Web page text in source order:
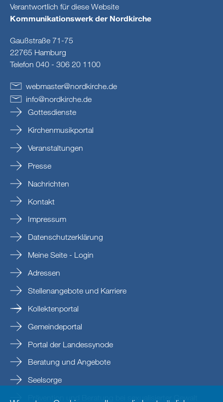
Verantwortlich für diese Website
Kommunikationswerk der Nordkirche
Gaußstraße 71-75
22765 Hamburg
Telefon 040 - 306 20 1100
webmaster@nordkirche.de
info@nordkirche.de
Gottesdienste
Kirchenmusikportal
Veranstaltungen
Presse
Nachrichten
Kontakt
Impressum
Datenschutzerklärung
Meine Seite - Login
Adressen
Stellenangebote und Karriere
Kollektenportal
Gemeindeportal
Portal der Landessynode
Beratung und Angebote
Seelsorge